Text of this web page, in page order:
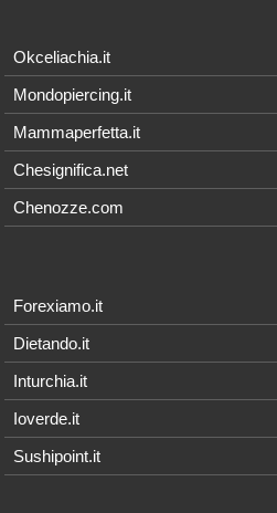
Okceliachia.it
Mondopiercing.it
Mammaperfetta.it
Chesignifica.net
Chenozze.com
Forexiamo.it
Dietando.it
Inturchia.it
Ioverde.it
Sushipoint.it